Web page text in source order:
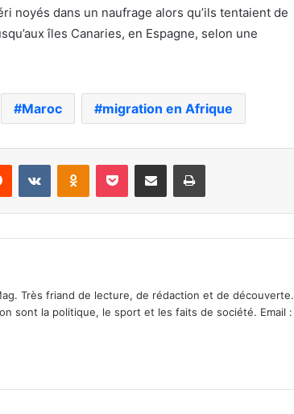
noyés dans un naufrage alors qu’ils tentaient de
îles Canaries, en Espagne, selon une
Maroc migration en Afrique
Reddit VKontakteOdnoklassniki
Pocket Partager par email Imprimer
Très friand de lecture, de rédaction et de découverte.
sont la politique, le sport et les faits de société. Email :